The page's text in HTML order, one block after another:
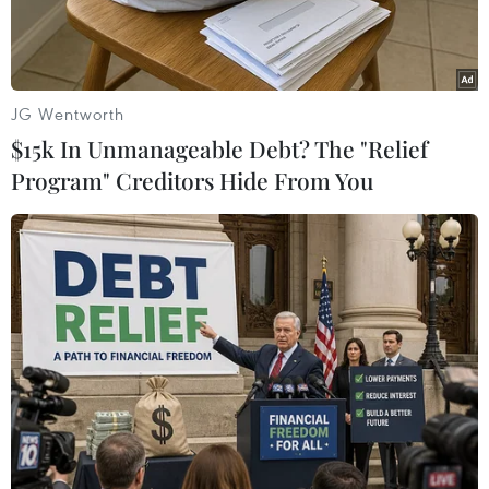
Các bị cáo tại phiên xử phúc thẩm. (Nguồn: Báo Thanh Niên)
Ngày 23/10, Tòa án Nhân dân cấp cao tại Thành
phố Hồ Chí Minh tiếp tục ngày thứ ba xét xử
phúc thẩm vụ án “buôn lậu” “Làm giả con dấu
tài liệu của cơ quan, tổ chức” xảy ra tại Công ty
JG Wentworth
$15k In Unmanageable Debt? The "Relief
Program" Creditors Hide From You